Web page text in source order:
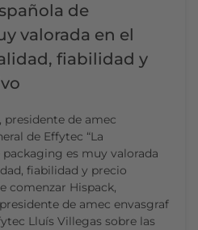
de
valorada en el
fiabilidad y
presidente de amec
de Effytec “La
es muy valorada
fiabilidad y precio
comenzar Hispack,
de amec envasgraf
Lluís Villegas sobre las